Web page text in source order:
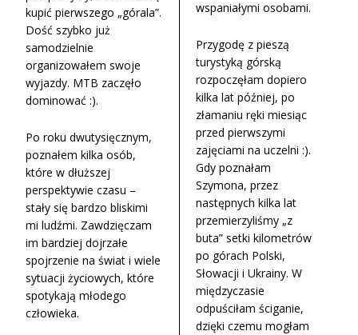
kupić pierwszego „górala”.
Dość szybko już
samodzielnie
organizowałem swoje
wyjazdy. MTB zaczęło
dominować :).
Po roku dwutysięcznym,
poznałem kilka osób,
które w dłuższej
perspektywie czasu –
stały się bardzo bliskimi
mi ludźmi. Zawdzięczam
im bardziej dojrzałe
spojrzenie na świat i wiele
sytuacji życiowych, które
spotykają młodego
człowieka.
wspaniałymi osobami.
Przygodę z pieszą
turystyką górską
rozpoczęłam dopiero
kilka lat później, po
złamaniu ręki miesiąc
przed pierwszymi
zajęciami na uczelni :).
Gdy poznałam
Szymona, przez
następnych kilka lat
przemierzyliśmy „z
buta” setki kilometrów
po górach Polski,
Słowacji i Ukrainy. W
międzyczasie
odpuściłam ściganie,
dzięki czemu mogłam